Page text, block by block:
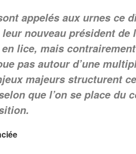
appelés aux urnes ce
nouveau président de
lice, mais
pas autour d’une
majeurs structurent
que l’on se place du